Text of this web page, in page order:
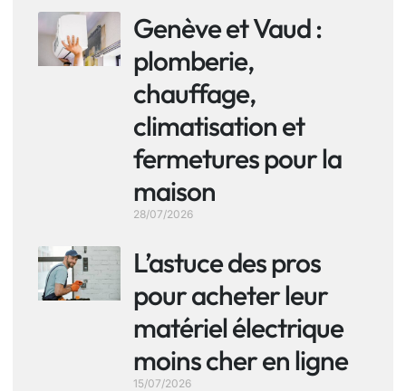
Genève et Vaud :
plomberie,
chauffage,
climatisation et
fermetures pour la
maison
28/07/2026
L’astuce des pros
pour acheter leur
matériel électrique
moins cher en ligne
15/07/2026